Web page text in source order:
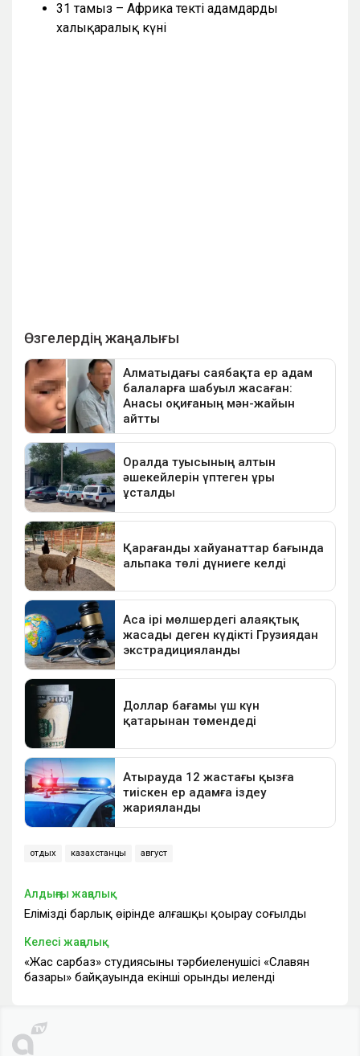
31 тамыз – Африка текті адамдардың
халықаралық күні
отдых казахстанцы август
Алдыңғы жаңалық
Еліміздің барлық өңірінде алғашқы қоңырау соғылды
Келесі жаңалық
«Жас сарбаз» студиясының тәрбиеленушісі «Славян
базары» байқауында екінші орынды иеленді